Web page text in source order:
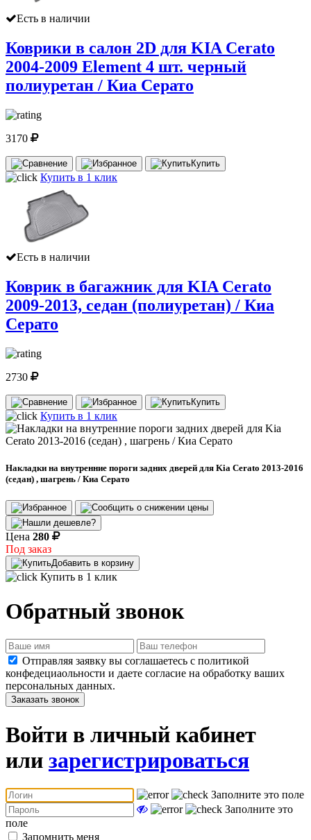
Есть в наличии
Коврики в салон 2D для KIA Cerato
2004-2009 Element 4 шт. черный
полиуретан / Киа Серато
3170
Купить
Купить в 1 клик
Есть в наличии
Коврик в багажник для KIA Cerato
2009-2013, седан (полиуретан) / Киа
Серато
2730
Купить
Купить в 1 клик
Накладки на внутренние пороги задних дверей для Kia Cerato 2013-2016
(седан) , шагрень / Киа Серато
Цена 280
Под заказ
Добавить в корзину
Купить в 1 клик
Обратный звонок
Отправляя заявку вы соглашаетесь с политикой
конфедециаольности и даете согласие на обработку ваших
персональных данных.
Заказать звонок
Войти в личный кабинет
или зарегистрироваться
Заполните это поле
Заполните это
поле
Запомнить меня